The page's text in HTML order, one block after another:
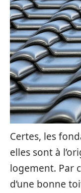
Certes, les
elles sont à
logement. Par
d’une bonne